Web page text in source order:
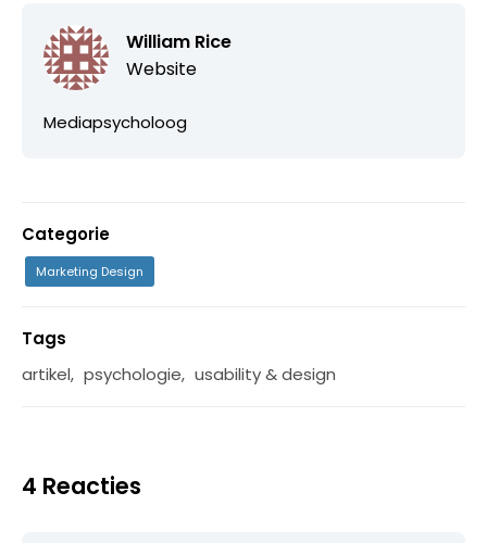
William Rice
Website
Mediapsycholoog
Categorie
Marketing Design
Tags
artikel, psychologie, usability & design
4 Reacties